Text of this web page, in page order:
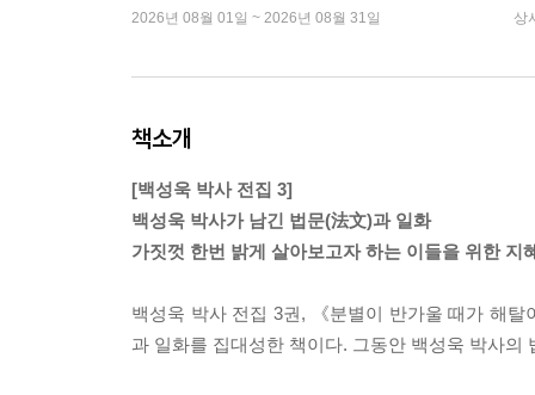
2026년 08월 01일 ~ 2026년 08월 31일 상
책소개
[백성욱 박사 전집 3]
백성욱 박사가 남긴 법문(法文)과 일화
가짓껏 한번 밝게 살아보고자 하는 이들을 위한 지
백성욱 박사 전집 3권, 《분별이 반가울 때가 해
과 일화를 집대성한 책이다. 그동안 백성욱 박사